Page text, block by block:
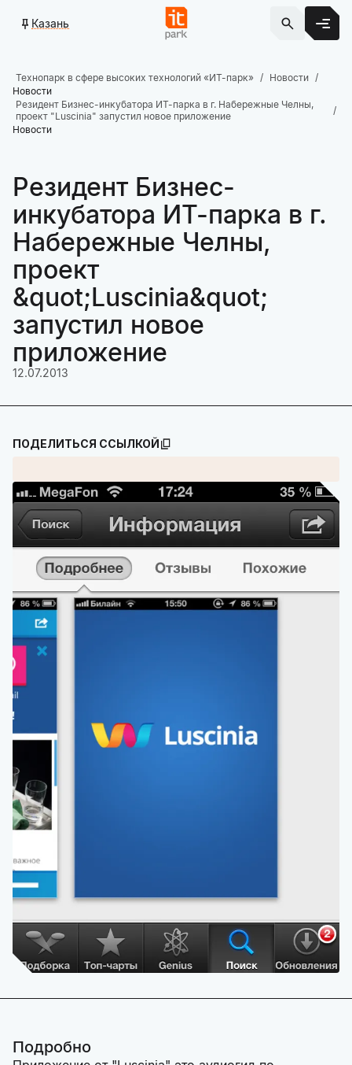
Казань
Технопарк в сфере высоких технологий «ИТ-парк»
Новости
Новости
Резидент Бизнес-инкубатора ИТ-парка в г. Набережные Челны,
проект "Luscinia" запустил новое приложение
Новости
Резидент Бизнес-
инкубатора ИТ-парка в г.
Набережные Челны,
проект
&quot;Luscinia&quot;
запустил новое
приложение
12.07.2013
ПОДЕЛИТЬСЯ ССЫЛКОЙ
Подробно